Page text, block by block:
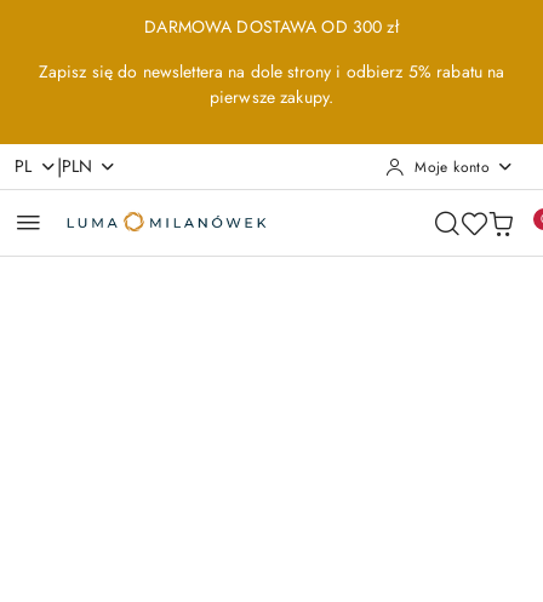
Przejdź do treści głównej
Przejdź do wyszukiwarki
Przejdź do moje konto
Przejdź do menu głównego
Przejdź do opisu produktu
Przejdź do stopkiDARMOWA DOSTAWA OD 300 zł
Zapisz się do newslettera na dole strony i odbierz 5% rabatu na
pierwsze zakupy.
PL |PLN Moje konto